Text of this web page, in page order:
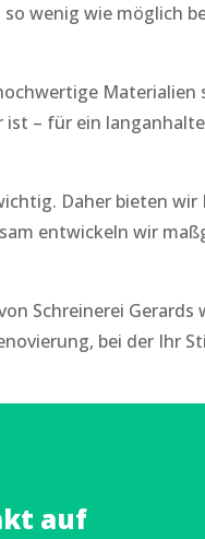
so wenig wie möglich
– für ein
Daher bieten
entwickeln wir
Schreinerei
bei der Ihr
auf